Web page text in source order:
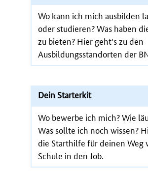
Wo kann ich mich ausbilden
oder studieren? Was haben
zu bieten? Hier geht's zu den
Ausbildungsstandorten der
Dein Starterkit
Wo bewerbe ich mich? Wie
Was sollte ich noch wissen?
die Starthilfe für deinen Weg
Schule in den Job.